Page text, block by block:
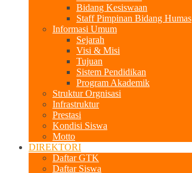
Bidang Kesiswaan
Staff Pimpinan Bidang Humas
Informasi Umum
Sejarah
Visi & Misi
Tujuan
Sistem Pendidikan
Program Akademik
Struktur Orgnisasi
Infrastruktur
Prestasi
Kondisi Siswa
Motto
DIREKTORI
Daftar GTK
Daftar Siswa